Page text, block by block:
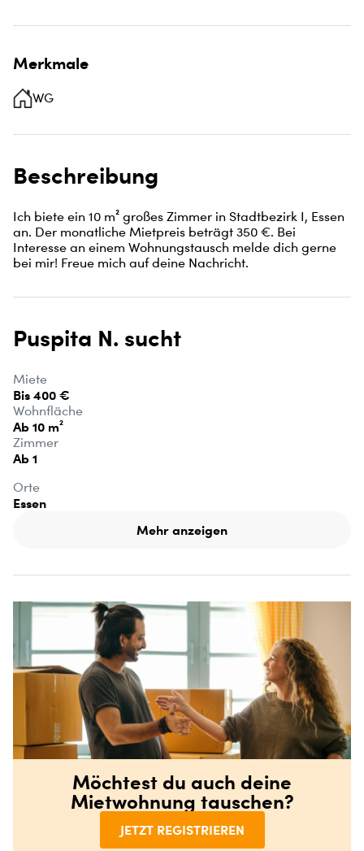
Merkmale
WG
Beschreibung
Ich biete ein 10 m² großes Zimmer in Stadtbezirk I, Essen
an. Der monatliche Mietpreis beträgt 350 €. Bei
Interesse an einem Wohnungstausch melde dich gerne
bei mir! Freue mich auf deine Nachricht.
Puspita N. sucht
Miete
Bis 400 €
Wohnfläche
Ab 10 m²
Zimmer
Ab 1
Orte
Essen
Mehr anzeigen
Möchtest du auch deine
Mietwohnung tauschen?
JETZT REGISTRIEREN